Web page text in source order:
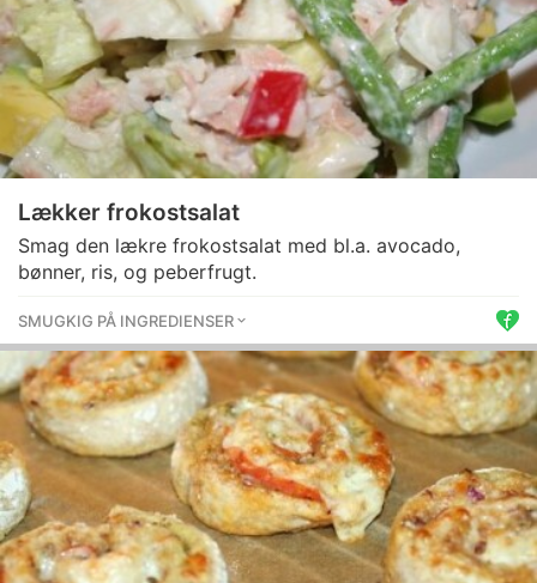
Lækker frokostsalat
Smag den lækre frokostsalat med bl.a. avocado,
bønner, ris, og peberfrugt.
SMUGKIG PÅ INGREDIENSER